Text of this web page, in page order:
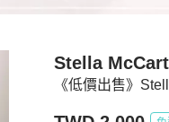
《低價出售》
Stella